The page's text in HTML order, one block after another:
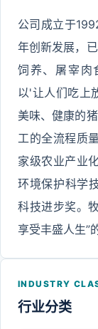
公司成立于
年创新发展，
饲养、屠宰肉
以'让人们吃上
美味、健康的
工的全流程质
家级农业产业
环境保护科学
科技进步奖。
享受丰盛人生”
INDUSTRY
行业分类